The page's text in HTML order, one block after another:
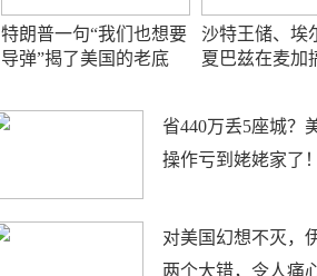
特朗普一句“我们也想要
导弹”揭了美国的老底
沙特王储、埃
夏巴兹在麦加
省440万丢5座城？
操作亏到姥姥家了！
对美国幻想不灭，
两个大错，令人痛